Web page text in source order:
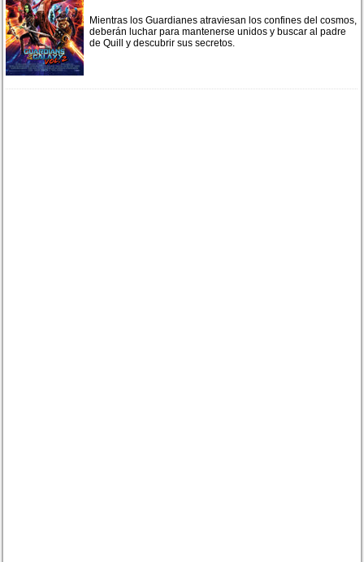
Mientras los Guardianes atraviesan los confines del cosmos,
deberán luchar para mantenerse unidos y buscar al padre
de Quill y descubrir sus secretos.